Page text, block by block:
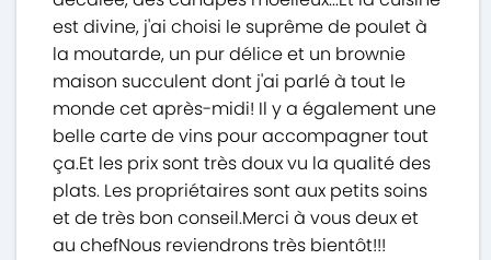
est divine, j'ai choisi le suprême de poulet à
la moutarde, un pur délice et un brownie
maison succulent dont j'ai parlé à tout le
monde cet après-midi! Il y a également une
belle carte de vins pour accompagner tout
ça.Et les prix sont très doux vu la qualité des
plats. Les propriétaires sont aux petits soins
et de très bon conseil.Merci à vous deux et
au chefNous reviendrons très bientôt!!!